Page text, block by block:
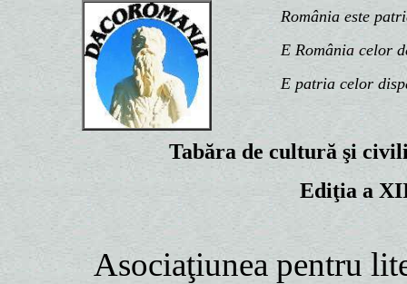
România este
E România celor
E patria celor
Tabăra de cultură şi
Ediţia a
Asociaţiunea pentru